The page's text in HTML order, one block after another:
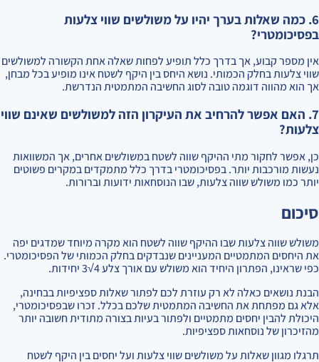
6. כמה שאלות בערך יהיו על משולשים שווי צלעות
בפסיכומטרי?
אין מספר קבוע, אך בדרך כלל תופיע לפחות שאלה אחת הקשורה למשולשים
שווי צלעות בחלק הכמותי. נושא היחס בין היקף לשטח אינו מופיע בכל מבחן,
אך הוא מהווה דוגמה טובה לסוג החשיבה המתמטית הנדרשת.
7. האם אפשר להרחיב את העיקרון הזה למשולשים שאינם שווי
צלעות?
כן, אפשר לחקור מתי ההיקף שווה לשטח במשולשים אחרים, אך המשוואות
נעשות מורכבות יותר. בפסיכומטרי בדרך כלל מתמקדים במקרים פשוטים
יותר כמו משולש שווה צלעות, שבו הנוסחאות ידועות וברורות.
סיכום
משולש שווה צלעות שבו ההיקף שווה לשטח הוא מקרה מיוחד שמדגים יפה
את היחסים המתמטיים המעניינים שנבדקים בחלק הכמותי של הפסיכומטרי.
כפי שראינו, הפתרון היחיד הוא משולש עם אורך צלע 4√3 יחידות.
הבנת נושאים כאלה לא רק עוזרת לכם לפתור שאלות ספציפיות בבחינה,
אלא גם מפתחת את החשיבה המתמטית שלכם בכלל. זכרו שבפסיכומטרי,
היכולת להבין יחסים מתמטיים ולפתור בעיות בצורה מתודית חשובה יותר
מהזיכרון של נוסחאות ספציפיות.
תרגלו מגוון שאלות על משולשים שווי צלעות ועל יחסים בין היקף לשטח